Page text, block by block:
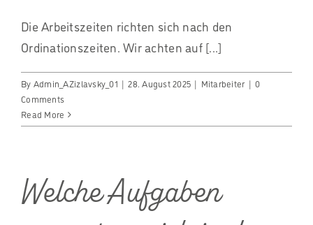
Die Arbeitszeiten richten sich nach den
Ordinationszeiten. Wir achten auf [...]
By Admin_AZizlavsky_01 | 28. August 2025 | Mitarbeiter | 0
Comments
Read More
Welche Aufgaben